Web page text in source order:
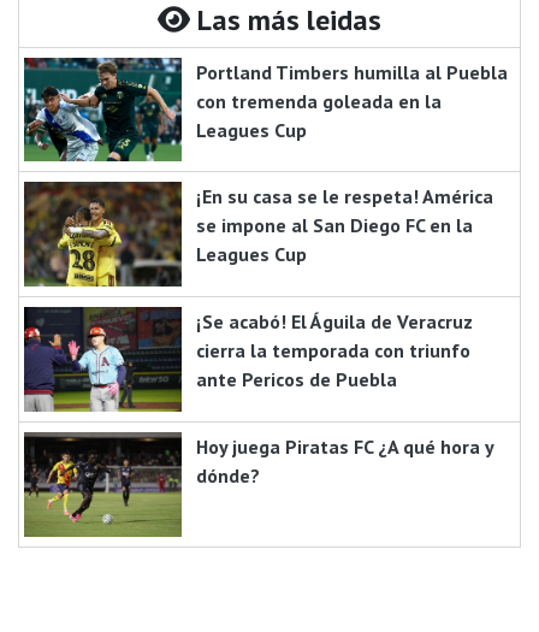
Las más leidas
Portland Timbers humilla al Puebla
con tremenda goleada en la
Leagues Cup
¡En su casa se le respeta! América
se impone al San Diego FC en la
Leagues Cup
¡Se acabó! El Águila de Veracruz
cierra la temporada con triunfo
ante Pericos de Puebla
Hoy juega Piratas FC ¿A qué hora y
dónde?